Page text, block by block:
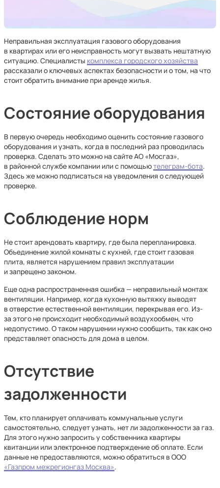
Неправильная эксплуатация газового оборудования
в квартирах или его неисправность могут вызвать нештатную
ситуацию. Специалисты комплекса городского хозяйства
рассказали о ключевых аспектах безопасности и о том, на что
стоит обратить внимание при аренде жилья.
Состояние оборудования
В первую очередь необходимо оценить состояние газового
оборудования и узнать, когда в последний раз проводилась
проверка. Сделать это можно на сайте АО «Мосгаз»,
в районной службе компании или с помощьютелеграм-бота.
Здесь же можно подписаться на уведомления о следующей
проверке.
Соблюдение норм
Не стоит арендовать квартиру, где была перепланировка.
Объединение жилой комнаты с кухней, где стоит газовая
плита, является нарушением правил эксплуатации
и запрещено законом.
Еще одна распространенная ошибка — неправильный монтаж
вентиляции. Например, когда кухонную вытяжку выводят
в отверстие естественной вентиляции, перекрывая его. Из-
за этого не происходит необходимый воздухообмен, что
недопустимо. О таком нарушении нужно сообщить, так как оно
представляет опасность для дома в целом.
Отсутствие
задолженности
Тем, кто планирует оплачивать коммунальные услуги
самостоятельно, следует узнать, нет ли задолженности за газ.
Для этого нужно запросить у собственника квартиры
квитанции или электронное подтверждение об оплате. Если
данные не предоставляются, можно обратиться в ООО
«Газпром межрегионгаз Москва».